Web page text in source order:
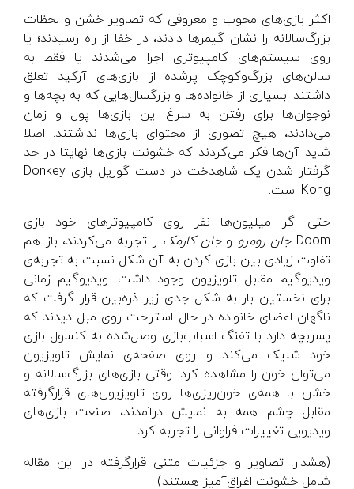
اکثر بازی‌های محوب و معروفی که تصاویر خشن و لحظات
بزرگ‌سالانه را نشان گیمرها دادند، در خفا از راه رسیدند؛ یا
روی سیستم‌های کامپیوتری اجرا می‌شدند یا فقط به
سالن‌های بزرگ‌وکوچک پرشده از بازی‌های آرکید تعلق
داشتند. بسیاری از خانواده‌ها و بزرگسال‌هایی که به بچه‌ها و
نوجوان‌ها برای رفتن به سراغ این بازی‌ها پول و زمان
می‌دادند، هیچ تصوری از محتوای بازی‌ها نداشتند. اصلا
شاید آن‌ها فکر می‌کردند که خشونت بازی‌ها نهایتا در حد
گرفتار شدن یک شاهدخت در دست گوریل بازی Donkey
Kong است.
حتی اگر میلیون‌ها نفر روی کامپیوترهای خود بازی
Doom جان رومرو وجان کارمک را تجربه می‌کردند، باز هم
تفاوت زیادی بین بازی کردن به آن شکل نسبت به تجربه‌ی
ویدیوگیم مقابل تلویزیون وجود داشت. ویدیوگیم زمانی
برای نخستین بار به شکل جدی زیر ذره‌بین قرار گرفت که
ناگهان اعضای خانواده در حال استراحت روی مبل دیدند که
پسربچه دارد با تفنگ اسباب‌بازی وصل‌شده به کنسول بازی
خود شلیک می‌کند و روی صفحه‌ی نمایش تلویزیون
می‌توان خون را مشاهده کرد. وقتی بازی‌های بزرگ‌سالانه و
خشن با همه‌ی خون‌ریزی‌ها روی تلویزیون‌های قرارگرفته
مقابل چشم همه به نمایش درآمدند، صنعت بازی‌های
ویدیویی تغییرات فراوانی را تجربه کرد.
(هشدار: تصاویر و جزئیات متنی قرارگرفته در این مقاله
شامل خشونت اغراق‌آمیز هستند)